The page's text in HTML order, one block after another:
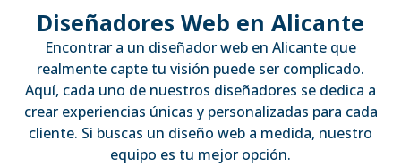
Diseñadores Web en Alicante
Encontrar a un diseñador web en Alicante que
realmente capte tu visión puede ser complicado.
Aquí, cada uno de nuestros diseñadores se dedica a
crear experiencias únicas y personalizadas para cada
cliente. Si buscas un diseño web a medida, nuestro
equipo es tu mejor opción.